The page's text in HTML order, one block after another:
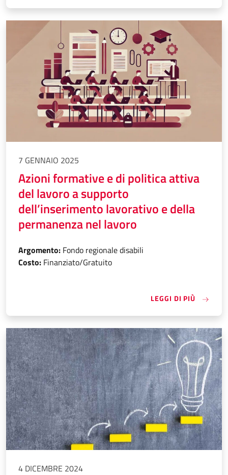
7 GENNAIO 2025
Azioni formative e di politica attiva
del lavoro a supporto
dell’inserimento lavorativo e della
permanenza nel lavoro
Argomento: Fondo regionale disabili
Costo: Finanziato/Gratuito
LEGGI DI PIÙ
4 DICEMBRE 2024